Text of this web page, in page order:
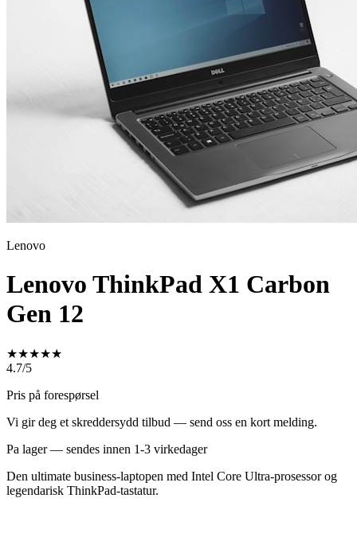
Lenovo
Lenovo ThinkPad X1 Carbon
Gen 12
★★★★★
4.7/5
Pris på forespørsel
Vi gir deg et skreddersydd tilbud — send oss en kort melding.
Pa lager — sendes innen 1-3 virkedager
Den ultimate business-laptopen med Intel Core Ultra-prosessor og
legendarisk ThinkPad-tastatur.